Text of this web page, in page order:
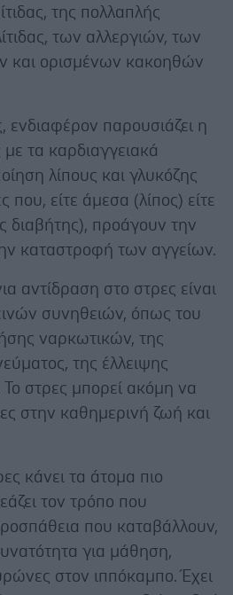
της πολλαπλής
των αλλεργιών, των
και ορισμένων κακοηθών
ενδιαφέρον παρουσιάζει η
τα καρδιαγγειακά
λίπους και γλυκόζης
που, είτε άμεσα (λίπος) είτε
προάγουν την
καταστροφή των αγγείων.
αντίδραση στο στρες είναι
συνηθειών, όπως του
ναρκωτικών, της
της έλλειψης
στρες μπορεί ακόμη να
στην καθημερινή ζωή και
κάνει τα άτομα πιο
τον τρόπο που
που καταβάλλουν,
για μάθηση,
στον ιππόκαμπο. Έχει